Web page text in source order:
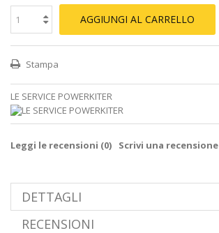
AGGIUNGI AL CARRELLO
Stampa
LE SERVICE POWERKITER
Leggi le recensioni (0) Scrivi una recensione
DETTAGLI
RECENSIONI